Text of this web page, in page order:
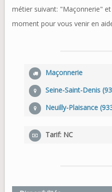
métier suivant: "Maçonnerie"
moment pour vous venir en
Maçonnerie
Seine-Saint-Denis
Neuilly-Plaisance
Tarif: NC